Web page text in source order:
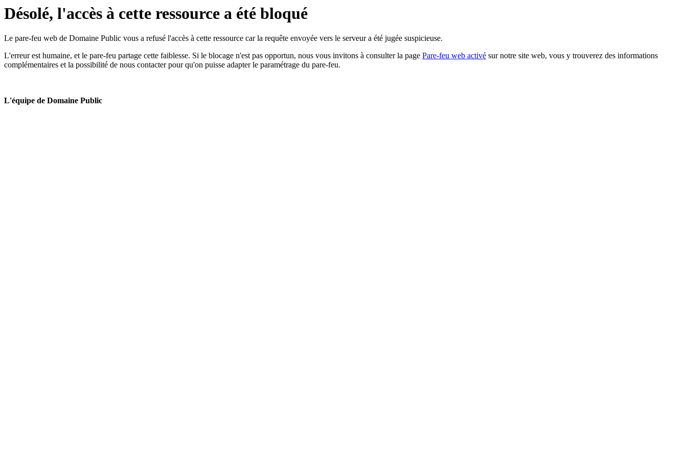
Désolé, l'accès à cette ressource a été bloqué
Le pare-feu web de Domaine Public vous a refusé l'accès à cette ressource car la requête envoyée vers le serveur a été jugée suspicieuse.
L'erreur est humaine, et le pare-feu partage cette faiblesse. Si le blocage n'est pas opportun, nous vous invitons à consulter la page Pare-feu web activé sur notre site web, vous y trouverez des informations
complémentaires et la possibilité de nous contacter pour qu'on puisse adapter le paramétrage du pare-feu.
L'équipe de Domaine Public